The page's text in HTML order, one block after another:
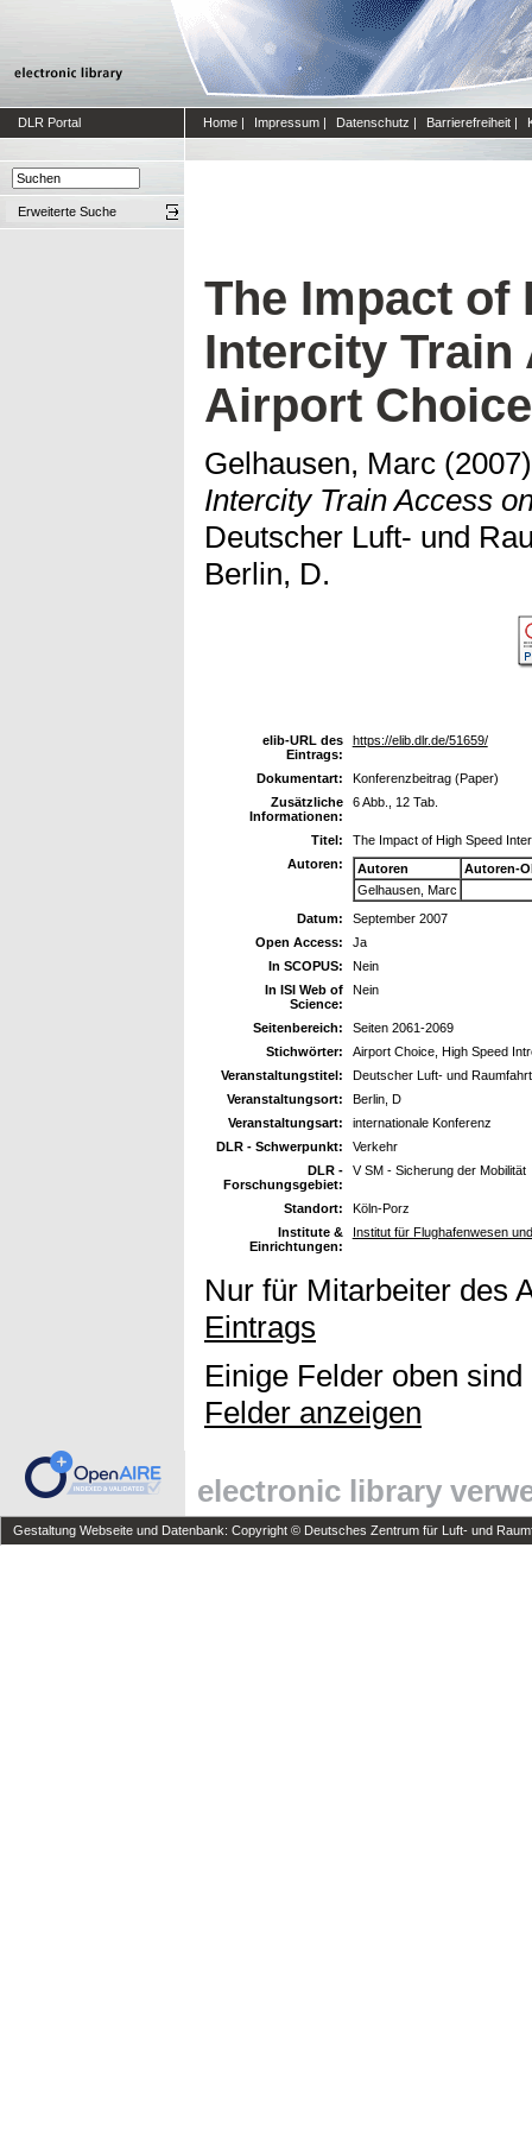
DLR Portal Home | Impressum | Datenschutz | Barrierefreiheit |
Erweiterte Suche
The Impact of
Intercity Train
Airport
Gelhausen, Marc
Intercity Train Access
Deutscher Luft- und
Berlin, D.
elib-URL des
Eintrags:
https://elib.dlr.de/51659/
Dokumentart:
Konferenzbeitrag (Paper)
Zusätzliche
Informationen:
6 Abb., 12 Tab.
Titel:
The Impact of High Speed
Autoren:
Autoren
Autoren-
Gelhausen, Marc
Datum:
September 2007
Open Access:
Ja
In SCOPUS:
Nein
In ISI Web of
Science:
Nein
Seitenbereich:
Seiten 2061-2069
Stichwörter:
Airport Choice, High Speed
Veranstaltungstitel:
Deutscher Luft- und
Veranstaltungsort:
Berlin, D
Veranstaltungsart:
internationale Konferenz
DLR - Schwerpunkt:
Verkehr
DLR -
Forschungsgebiet:
V SM - Sicherung der Mobilität
Standort:
Köln-Porz
Institute &
Einrichtungen:
Institut für Flughafenwesen
Nur für Mitarbeiter des
Eintrags
Einige Felder oben
Felder anzeigen
electronic library
Gestaltung Webseite und Datenbank: Copyright © Deutsches Zentrum für Luft- und